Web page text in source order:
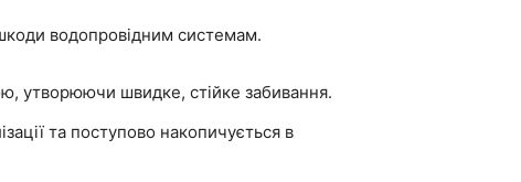
водопровідним системам.
утворюючи швидке, стійке забивання.
та поступово накопичується в